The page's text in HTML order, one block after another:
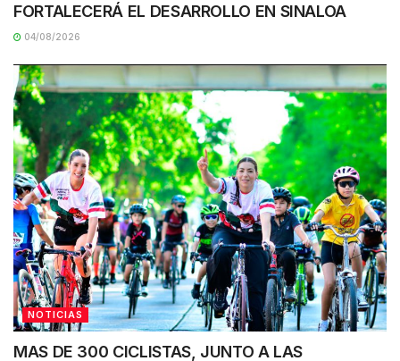
FORTALECERÁ EL DESARROLLO EN SINALOA
04/08/2026
NOTICIAS
MAS DE 300 CICLISTAS, JUNTO A LAS